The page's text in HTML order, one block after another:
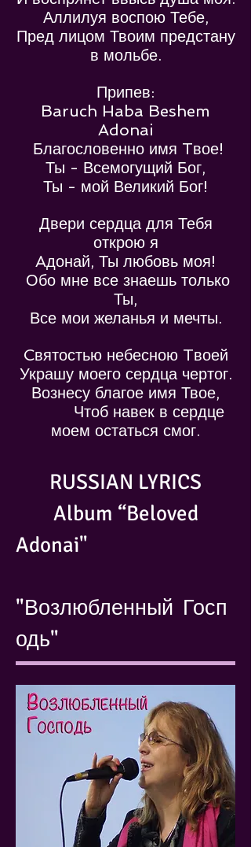
Аллилуя воспою Тебе,
Пред лицом Твоим предстану
в мольбе.
Припев:
Baruch Haba Beshem
Adonai
Благословенно имя Tвое!
Ты - Всемогущий Бог,
Ты - мой Великий Бог!
Двери сердца для Тебя
открою я
Aдонай, Ты любовь моя!
Обо мне все знаешь только
Ты,
Все мои желанья и мечты.
Cвятостью небесною Tвоей
Украшу моего сердца чертог.
Вознесу благое имя Твое,
Чтоб навек в сердце
моем остаться смог.
RUSSIAN LYRICS
Album “Beloved
Adonai"
"Возлюбленный Госп
одь"